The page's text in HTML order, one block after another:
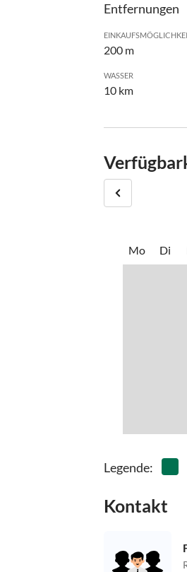
Entfernungen
200 m
WASSER
10 km
Mo Di
Legende:
Kontakt